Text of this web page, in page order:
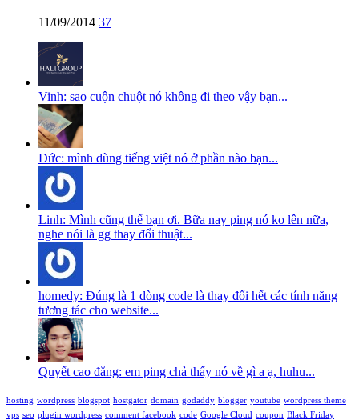
11/09/2014 37
Vinh: sao cuộn chuột nó không đi theo vậy bạn...
Đức: mình dùng tiếng việt nó ở phần nào bạn...
Linh: Mình cũng thế bạn ơi. Bữa nay ping nó ko lên nữa,
nghe nói là gg thay đổi thuật...
homedy: Đúng là 1 dòng code là thay đổi hết các tính năng
tương tác cho website...
Quyết cao đẳng: em ping chả thấy nó về gì a ạ, huhu...
hosting wordpress blogspot hostgator domain godaddy blogger youtube wordpress theme
vps seo plugin wordpress comment facebook code Google Cloud coupon Black Friday